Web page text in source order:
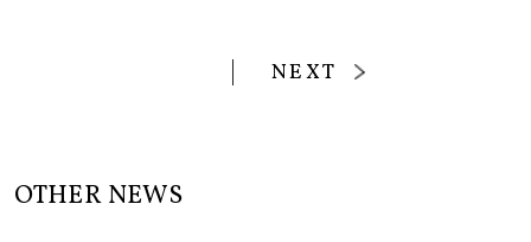
NEXT
OTHER NEWS